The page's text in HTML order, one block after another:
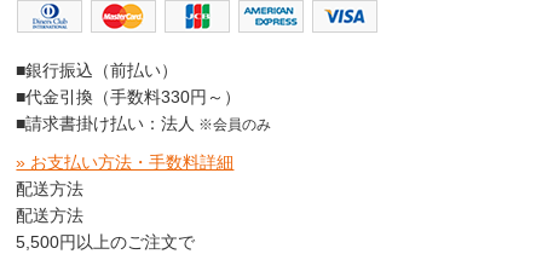
■銀行振込（前払い）
■代金引換（手数料330円～）
■請求書掛け払い：法人 ※会員のみ
» お支払い方法・手数料詳細
配送方法
配送方法
5,500円以上のご注文で